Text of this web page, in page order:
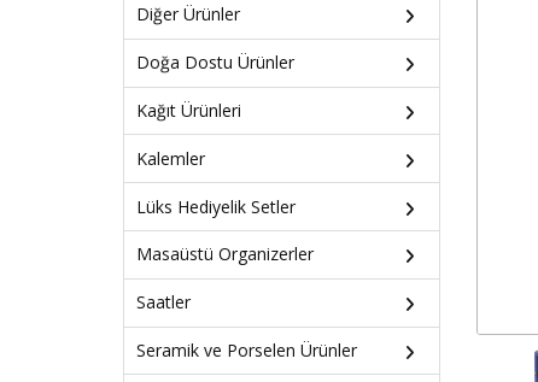
Diğer Ürünler
Doğa Dostu Ürünler
Kağıt Ürünleri
Kalemler
Lüks Hediyelik Setler
Masaüstü Organizerler
Saatler
Seramik ve Porselen Ürünler